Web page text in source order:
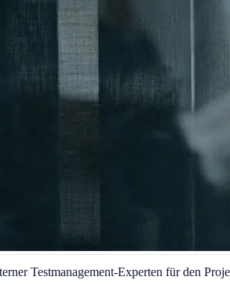
Testmanagement-Experten für den